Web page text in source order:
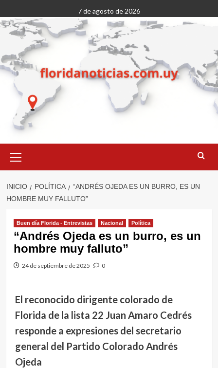
al
contenido
7 de agosto de 2026
primario
INICIO POLÍTICA
“ANDRÉS OJEDA ES UN BURRO, ES UN
HOMBRE MUY FALLUTO”
Buen día Florida - Entrevistas Nacional Política
“Andrés Ojeda es un burro, es un
hombre muy falluto”
24 de septiembre de 2025 0
El reconocido dirigente colorado de
Florida de la lista 22 Juan Amaro Cedrés
responde a expresiones del secretario
general del Partido Colorado Andrés
Ojeda